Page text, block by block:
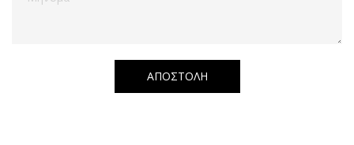
ΑΠΟΣΤΟΛΗ